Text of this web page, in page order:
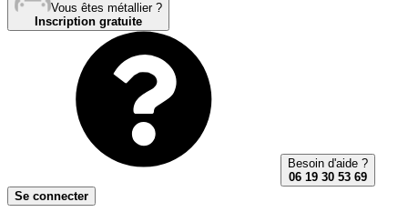
Vous êtes métallier ?
Inscription gratuite
Besoin d'aide ?
06 19 30 53 69
Se connecter